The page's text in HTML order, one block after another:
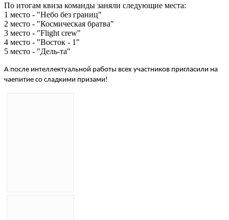
По итогам квиза команды заняли следующие места:
1 место - "Небо без границ"
2 место - "Космическая братва"
3 место - "Flight crew"
4 место - "Восток - 1"
5 место - "Дель-та"
А после интеллектуальной работы всех участников пригласили на
чаепитие со сладкими призами!